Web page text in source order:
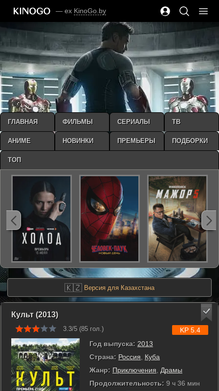
— ex KinoGo.by
🇰🇿 Версия для Казахстана
Культ (2013)
3.3/5 (85 гол.)
Год выпуска: 2013
Страна: Россия
Куба
Жанр: Приключения
Драмы
Продолжительность: 9 ч 36 мин
KP 5.4
ГЛАВНАЯ ФИЛЬМЫ СЕРИАЛЫ ТВ
АНИМЕ НОВИНКИ ПРЕМЬЕРЫ ПОДБОРКИ
ТОП